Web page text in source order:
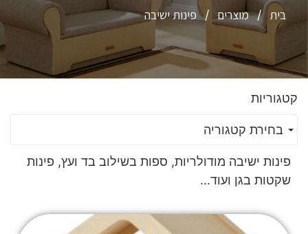
בית / מוצרים / פינות ישיבה
קטגוריות
בחירת קטגוריה
פינות ישיבה מודולריות, ספות בשילוב בד ועץ, פינות
שקטות בגן ועוד...